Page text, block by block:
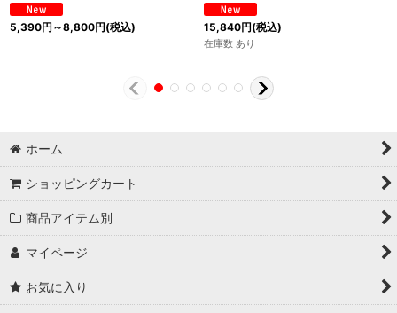
5,390円 ～8,800円(税込) 15,840円(税込)
在庫数 あり
ホーム
ショッピングカート
商品アイテム別
マイページ
お気に入り